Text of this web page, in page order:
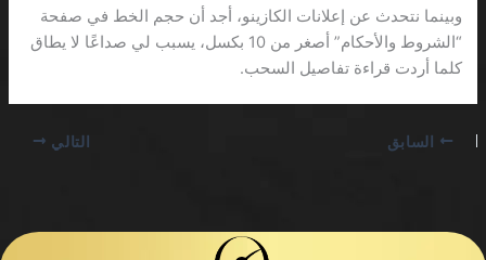
وبينما نتحدث عن إعلانات الكازينو، أجد أن حجم الخط في صفحة
“الشروط والأحكام” أصغر من 10 بكسل، يسبب لي صداعًا لا يطاق
كلما أردت قراءة تفاصيل السحب.
السابق التالي